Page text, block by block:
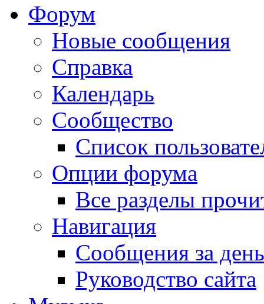
Форум
Новые сообщения
Справка
Календарь
Сообщество
Список
Опции форума
Все разделы
Навигация
Сообщения за день
Руководство сайта